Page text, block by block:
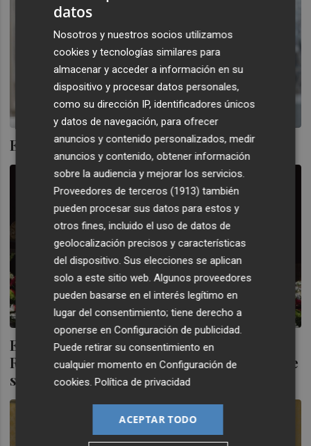
El Papa abochorna al Emperador
El Papa oficia su primera Misa de
Resurrección y pide en el 'Urbi et Orbi' que
se abandonen las armas
datos
Nosotros y nuestros socios utilizamos
cookies y tecnologías similares para
almacenar y acceder a información en su
dispositivo y procesar datos personales,
como su dirección IP, identificadores únicos
y datos de navegación, para ofrecer
anuncios y contenido personalizados, medir
anuncios y contenido, obtener información
sobre la audiencia y mejorar los servicios.
Proveedores de terceros (1913) también
pueden procesar sus datos para estos y
otros fines, incluido el uso de datos de
geolocalización precisos y características
del dispositivo. Sus elecciones se aplican
solo a este sitio web. Algunos proveedores
pueden basarse en el interés legítimo en
lugar del consentimiento; tiene derecho a
oponerse enConfiguración de publicidad
Puede retirar su consentimiento en
cualquier momento enConfiguración de
cookies .Política de privacidad
ACEPTAR TODO